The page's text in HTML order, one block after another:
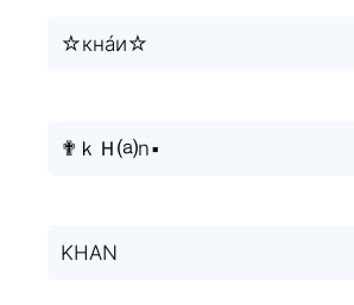
☆кнáи☆
✟ｋＨ⒜n▪
KHAN